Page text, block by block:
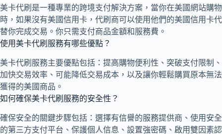
美卡代刷是一種專業的跨境支付解決方案，當你在美國網站購物
時，如果沒有美國信用卡，代刷商可以使用他們的美國信用卡代
替你完成交易。你只需支付商品金額和服務費。
使用美卡代刷服務有哪些優點？
美卡代刷服務主要優點包括：提高購物便利性、突破支付限制、
加快交易效率、可能降低交易成本，以及讓你輕鬆購買原本無法
獲得的美國商品。
如何確保美卡代刷服務的安全性？
確保安全的關鍵步驟包括：選擇有信譽的服務提供商、使用安全
的第三方支付平台、保護個人信息、設置強密碼、啟用雙因素認